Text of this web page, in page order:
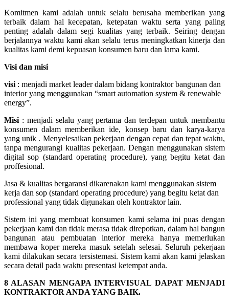
Komitmen kami adalah untuk selalu berusaha memberikan yang
terbaik dalam hal kecepatan, ketepatan waktu serta yang paling
penting adalah dalam segi kualitas yang terbaik. Seiring dengan
berjalannya waktu kami akan selalu terus meningkatkan kinerja dan
kualitas kami demi kepuasan konsumen baru dan lama kami.
Visi dan misi
visi : menjadi market leader dalam bidang kontraktor bangunan dan
interior yang menggunakan “smart automation system & renewable
energy”.
Misi : menjadi selalu yang pertama dan terdepan untuk membantu
konsumen dalam memberikan ide, konsep baru dan karya-karya
yang unik . Menyelesaikan pekerjaan dengan cepat dan tepat waktu,
tanpa mengurangi kualitas pekerjaan. Dengan menggunakan sistem
digital sop (standard operating procedure), yang begitu ketat dan
proffesional.
Jasa & kualitas bergaransi dikarenakan kami menggunakan sistem
kerja dan sop (standard operating procedure) yang begitu ketat dan
professional yang tidak digunakan oleh kontraktor lain.
Sistem ini yang membuat konsumen kami selama ini puas dengan
pekerjaan kami dan tidak merasa tidak direpotkan, dalam hal bangun
bangunan atau pembuatan interior mereka hanya memerlukan
membawa koper mereka masuk setelah selesai. Seluruh pekerjaan
kami dilakukan secara tersistemasi. Sistem kami akan kami jelaskan
secara detail pada waktu presentasi ketempat anda.
8 ALASAN MENGAPA INTERVISUAL DAPAT MENJADI
KONTRAKTOR ANDA YANG BAIK.